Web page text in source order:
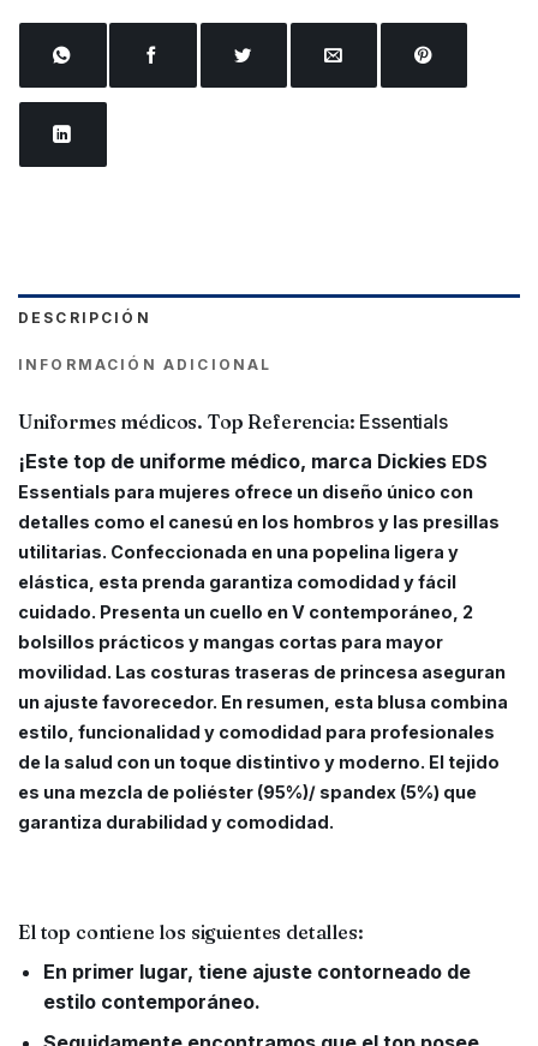
DESCRIPCIÓN
INFORMACIÓN ADICIONAL
Uniformes médicos. Top Referencia: Essentials
¡Este top de uniforme médico, marca Dickies EDS
Essentials para mujeres ofrece un diseño único con
detalles como el canesú en los hombros y las presillas
utilitarias. Confeccionada en una popelina ligera y
elástica, esta prenda garantiza comodidad y fácil
cuidado. Presenta un cuello en V contemporáneo, 2
bolsillos prácticos y mangas cortas para mayor
movilidad. Las costuras traseras de princesa aseguran
un ajuste favorecedor. En resumen, esta blusa combina
estilo, funcionalidad y comodidad para profesionales
de la salud con un toque distintivo y moderno. El tejido
es una mezcla de poliéster (95%)/ spandex (5%) que
garantiza durabilidad y comodidad.
El top contiene los siguientes detalles:
En primer lugar, tiene ajuste contorneado de
estilo contemporáneo.